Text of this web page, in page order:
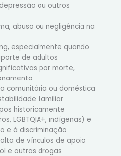
ou outros
abuso ou negligência na
especialmente quando
de adultos
por morte,
comunitária ou doméstica
familiar
historicamente
LGBTQIA+, indígenas) e
e à discriminação
de vínculos de apoio
e outras drogas